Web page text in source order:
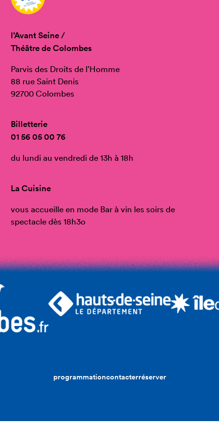
l’Avant Seine /
Théâtre de Colombes
Parvis des Droits de l’Homme
88 rue Saint Denis
92700 Colombes
Billetterie
01 56 05 00 76
du lundi au vendredi de 13h à 18h
La Cuisine
vous accueille en mode Bar à vin les soirs de
spectacle dès 18h3o
programmationcontacterréserver